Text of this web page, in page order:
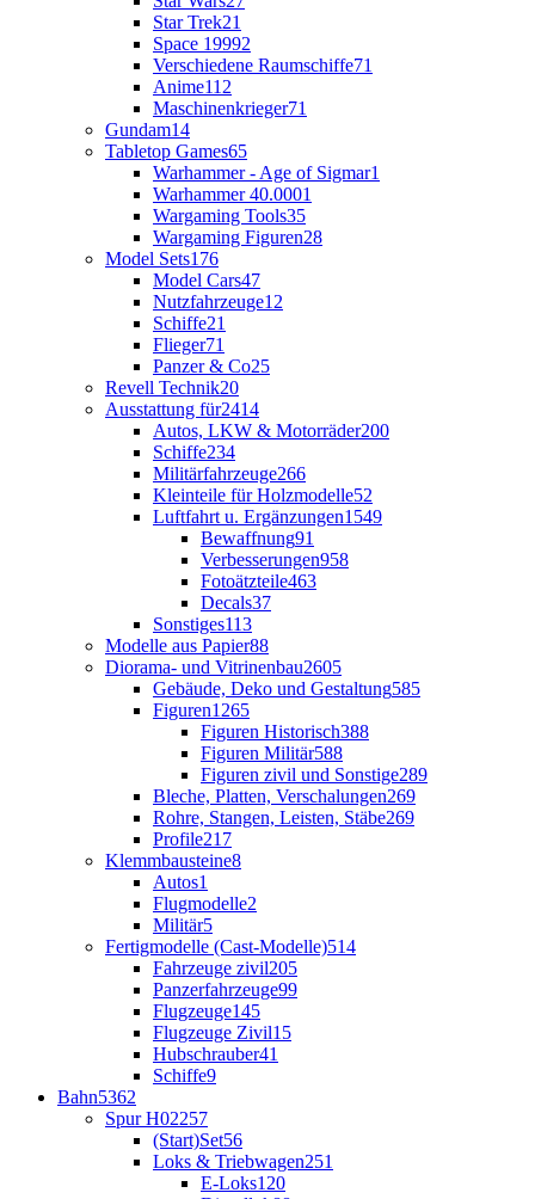
Star Trek21
Space 19992
Verschiedene Raumschiffe71
Anime112
Maschinenkrieger71
Gundam14
Tabletop Games65
Warhammer - Age of Sigmar1
Warhammer 40.0001
Wargaming Tools35
Wargaming Figuren28
Model Sets176
Model Cars47
Nutzfahrzeuge12
Schiffe21
Flieger71
Panzer & Co25
Revell Technik20
Ausstattung für2414
Autos, LKW & Motorräder200
Schiffe234
Militärfahrzeuge266
Kleinteile für Holzmodelle52
Luftfahrt u. Ergänzungen1549
Bewaffnung91
Verbesserungen958
Fotoätzteile463
Decals37
Sonstiges113
Modelle aus Papier88
Diorama- und Vitrinenbau2605
Gebäude, Deko und Gestaltung585
Figuren1265
Figuren Historisch388
Figuren Militär588
Figuren zivil und Sonstige289
Bleche, Platten, Verschalungen269
Rohre, Stangen, Leisten, Stäbe269
Profile217
Klemmbausteine8
Autos1
Flugmodelle2
Militär5
Fertigmodelle (Cast-Modelle)514
Fahrzeuge zivil205
Panzerfahrzeuge99
Flugzeuge145
Flugzeuge Zivil15
Hubschrauber41
Schiffe9
Bahn5362
Spur H02257
(Start)Set56
Loks & Triebwagen251
E-Loks120